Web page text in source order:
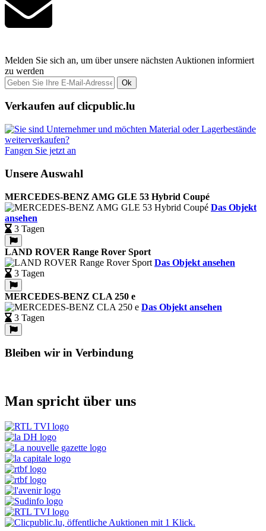
Melden Sie sich an, um über unsere nächsten Auktionen informiert
zu werden
Ok
Verkaufen auf clicpublic.lu
Fangen Sie jetzt an
Unsere Auswahl
MERCEDES-BENZ AMG GLE 53 Hybrid Coupé
Das Objekt
ansehen
3 Tagen
LAND ROVER Range Rover Sport
Das Objekt ansehen
3 Tagen
MERCEDES-BENZ CLA 250 e
Das Objekt ansehen
3 Tagen
Bleiben wir in Verbindung
Man spricht über uns